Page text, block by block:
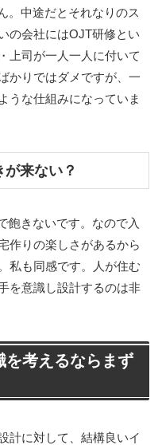
。中途だとそれなりのス
の会社にはOJT研修とい
上司が一人一人に付いて
かりではダメですが、一
うな仕組みになっていま
来ない？
飽きないです。なので入
作りの楽しさがあるから
私も同感です。人が住む
を意識し設計するのは非
を考えるならまず
計に対して、結構良いイ